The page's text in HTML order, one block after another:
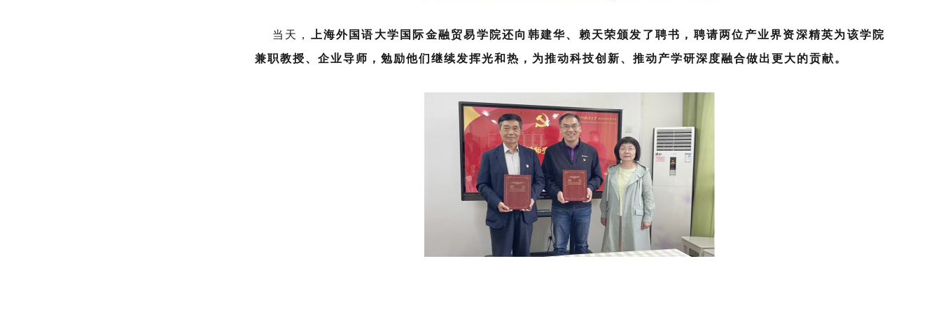
当天， 上海外国语大学国际金融贸易学院还向韩建华、赖天荣颁发了聘书，聘请两位产业界资深精英为该学院
兼职教授、企业导师，勉励他们继续发挥光和热，为推动科技创新、推动产学研深度融合做出更大的贡献。